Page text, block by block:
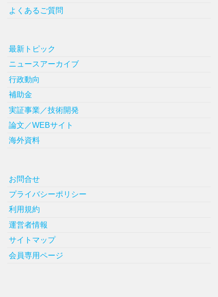
よくあるご質問
最新トピック
ニュースアーカイブ
行政動向
補助金
実証事業／技術開発
論文／WEBサイト
海外資料
お問合せ
プライバシーポリシー
利用規約
運営者情報
サイトマップ
会員専用ページ